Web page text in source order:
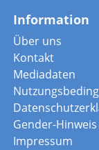
Information
Über uns
Kontakt
Mediadaten
Gender-Hinweis
Impressum